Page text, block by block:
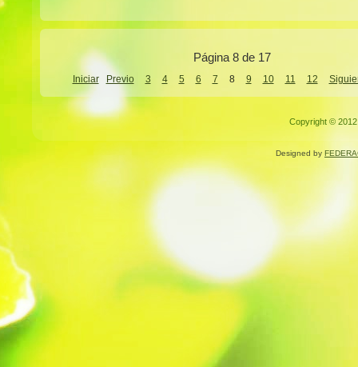
Página 8 de 17
Iniciar Previo 3 4 5 6 7 8 9 10 11 12
Copyright ©
Designed by